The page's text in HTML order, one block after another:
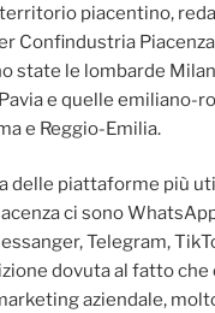
piacentino,
Confindustria
state le lombarde
e quelle emiliano-
e Reggio-Emilia.
delle piattaforme più
ci sono
Telegram,
dovuta al fatto che
aziendale,